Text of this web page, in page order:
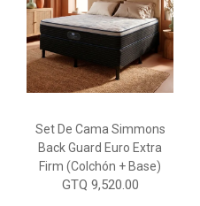
Set De Cama Simmons
Back Guard Euro Extra
Firm (Colchón + Base)
GTQ 9,520.00